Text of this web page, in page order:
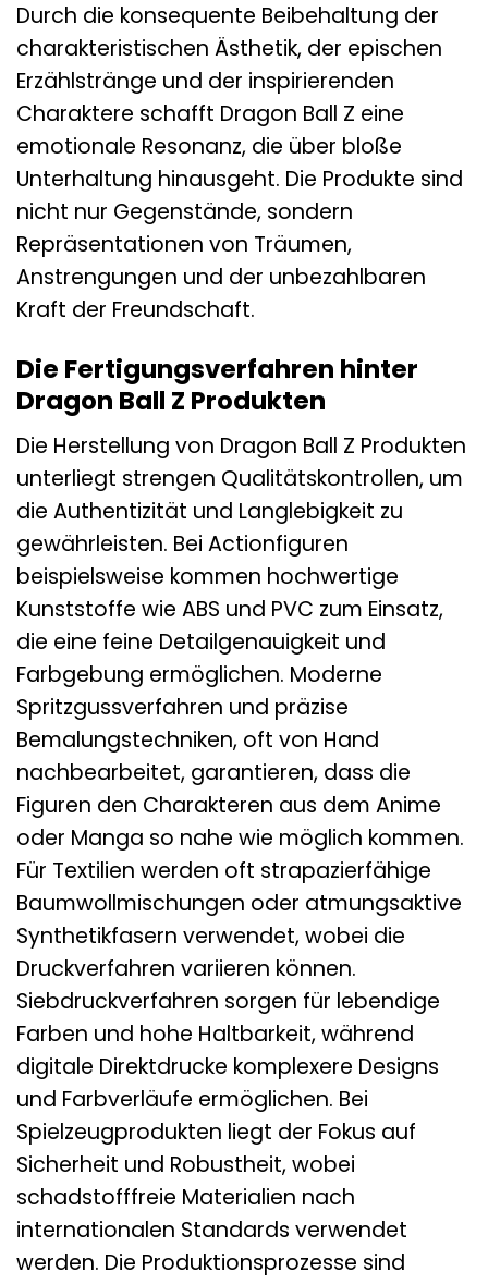
Durch die konsequente Beibehaltung der
charakteristischen Ästhetik, der epischen
Erzählstränge und der inspirierenden
Charaktere schafft Dragon Ball Z eine
emotionale Resonanz, die über bloße
Unterhaltung hinausgeht. Die Produkte sind
nicht nur Gegenstände, sondern
Repräsentationen von Träumen,
Anstrengungen und der unbezahlbaren
Kraft der Freundschaft.
Die Fertigungsverfahren hinter
Dragon Ball Z Produkten
Die Herstellung von Dragon Ball Z Produkten
unterliegt strengen Qualitätskontrollen, um
die Authentizität und Langlebigkeit zu
gewährleisten. Bei Actionfiguren
beispielsweise kommen hochwertige
Kunststoffe wie ABS und PVC zum Einsatz,
die eine feine Detailgenauigkeit und
Farbgebung ermöglichen. Moderne
Spritzgussverfahren und präzise
Bemalungstechniken, oft von Hand
nachbearbeitet, garantieren, dass die
Figuren den Charakteren aus dem Anime
oder Manga so nahe wie möglich kommen.
Für Textilien werden oft strapazierfähige
Baumwollmischungen oder atmungsaktive
Synthetikfasern verwendet, wobei die
Druckverfahren variieren können.
Siebdruckverfahren sorgen für lebendige
Farben und hohe Haltbarkeit, während
digitale Direktdrucke komplexere Designs
und Farbverläufe ermöglichen. Bei
Spielzeugprodukten liegt der Fokus auf
Sicherheit und Robustheit, wobei
schadstofffreie Materialien nach
internationalen Standards verwendet
werden. Die Produktionsprozesse sind